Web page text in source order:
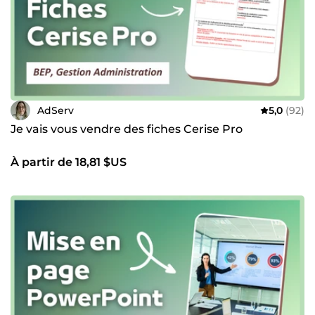
AdServ 5,0 (92)
Je vais vous vendre des fiches Cerise Pro
À partir de 18,81 $US